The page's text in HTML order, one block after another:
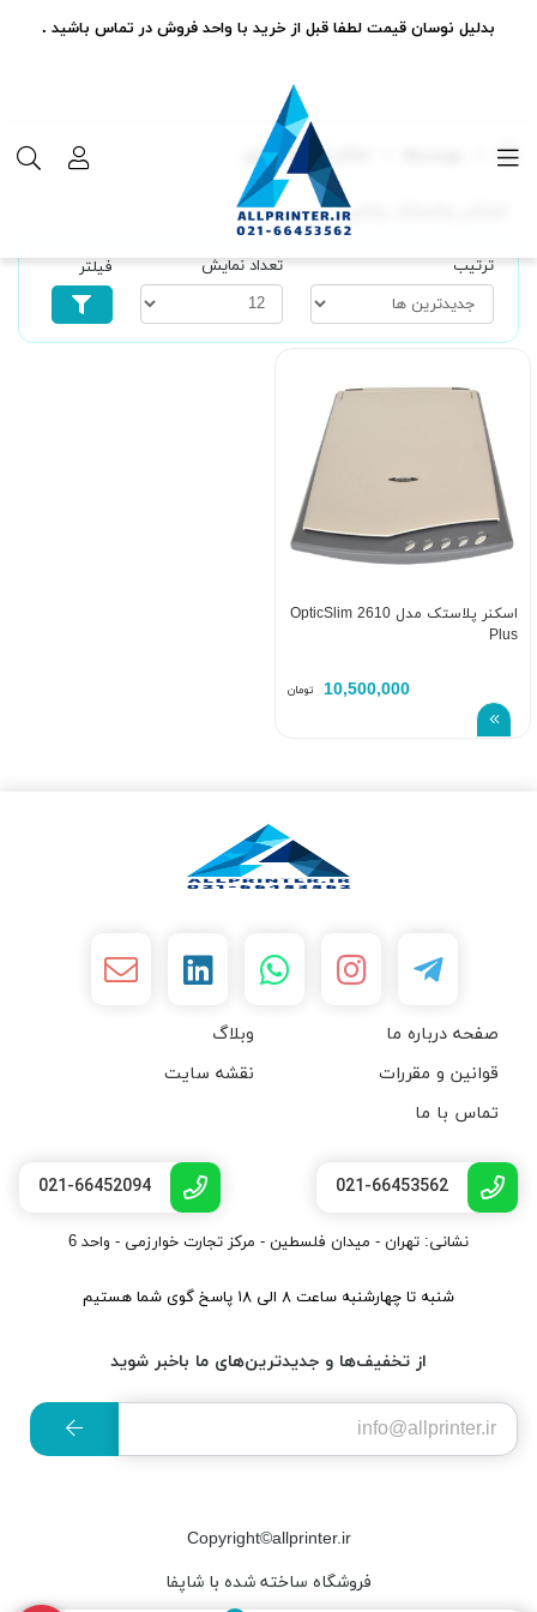
اسکنر پلاستک پلاس
اسکنر پلاستک پلاس
ترتیب تعداد نمایش فیلتر
اسکنر پلاستک مدل OpticSlim 2610
Plus
10,500,000 تومان
صفحه درباره ما
وبلاگ
قوانین و مقررات
نقشه سایت
تماس با ما
021-66453562
021-66452094
نشانی: تهران - میدان فلسطین - مرکز تجارت خوارزمی - واحد 6
شنبه تا چهارشنبه ساعت ۸ الی ۱۸ پاسخ گوی شما هستیم
از تخفیف‌ها و جدیدترین‌های ما باخبر شوید
Copyright©allprinter.ir
فروشگاه ساخته شده با شاپفا
بدلیل نوسان قیمت لطفا قبل از خرید با واحد فروش در تماس باشید .